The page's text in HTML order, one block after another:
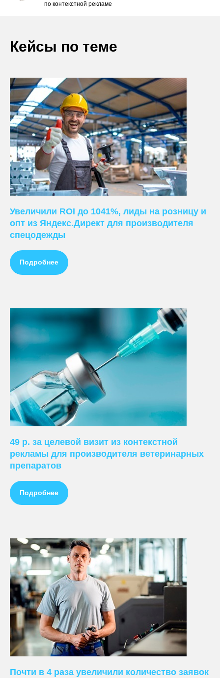
по контекстной рекламе
Кейсы по теме
Увеличили ROI до 1041%, лиды на розницу и
опт из Яндекс.Директ для производителя
спецодежды
Подробнее
49 р. за целевой визит из контекстной
рекламы для производителя ветеринарных
препаратов
Подробнее
Почти в 4 раза увеличили количество заявок
ПРЕДЛАГАЕМ
Ведение контекстной рекламы
Настройка контекстной рекламы